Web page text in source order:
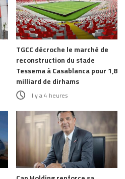
TGCC décroche le marché de
reconstruction du stade
Tessema à Casablanca pour 1,8
milliard de dirhams
il y a 4 heures